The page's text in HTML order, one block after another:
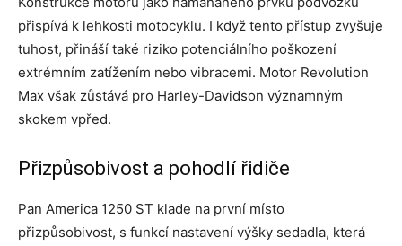
přispívá k lehkosti motocyklu. I když tento přístup zvyšuje
tuhost, přináší také riziko potenciálního poškození
extrémním zatížením nebo vibracemi. Motor Revolution
Max však zůstává pro Harley-Davidson významným
skokem vpřed.
Přizpůsobivost a pohodlí řidiče
Pan America 1250 ST klade na první místo
přizpůsobivost, s funkcí nastavení výšky sedadla, která